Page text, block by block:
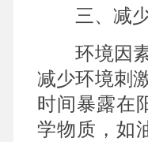
三、减少
环境因素
减少环境刺
时间暴露在
学物质，如